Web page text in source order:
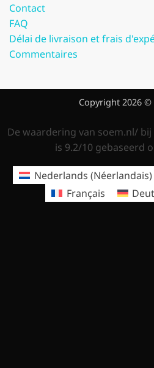
Contact
FAQ
Délai de livraison et frais
Commentaires
Copyright 2026 ©
De waardering van soem.nl/ bij
is 9.2/10 gebaseerd
Nederlands (Néerlandais)
Français